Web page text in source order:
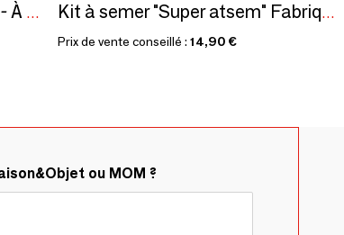
Kit à semer "Merci maîtresse - À colorier" Fabriqué en France
Kit à semer "Super atsem" Fabriqué en France
Prix de vente conseillé : 14,90 €
ou MOM ?